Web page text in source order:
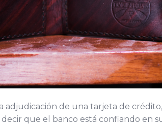
adjudicación de una tarjeta de
que el banco está confiando en